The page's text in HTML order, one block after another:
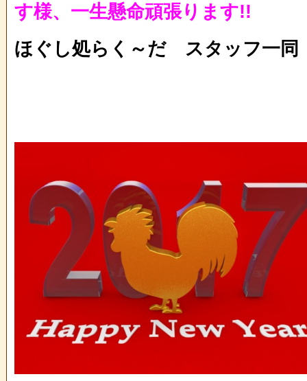
す様、一生懸命頑張ります!!
ほぐし処らく～だ スタッフ一同